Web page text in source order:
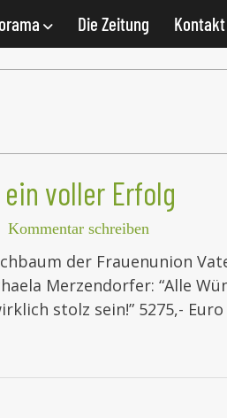
Die Zeitung Kontakt
voller Erfolg
Kommentar schreiben
der Frauenunion
Merzendorfer: “Alle
stolz sein!” 5275,-